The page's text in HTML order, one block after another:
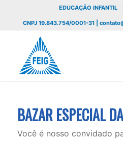
EDUCAÇÃO INFANTIL
CNPJ 19.843.754/0001-31 |
BAZAR ESPECIAL
Você é nosso convidado